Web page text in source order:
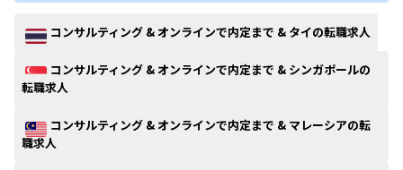
コンサルティング & オンラインで内定まで & タイの転職求人
コンサルティング & オンラインで内定まで & シンガポールの
転職求人
コンサルティング & オンラインで内定まで & マレーシアの転
職求人